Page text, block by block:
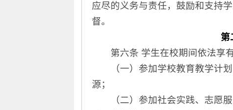
应尽的义务与责任，鼓励和支持
督。
第
第六条 学生在校期间依法享
（一）参加学校教育教学计划
源；
（二）参加社会实践、志愿服